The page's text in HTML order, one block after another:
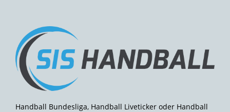
Handball Bundesliga, Handball Liveticker oder Handball